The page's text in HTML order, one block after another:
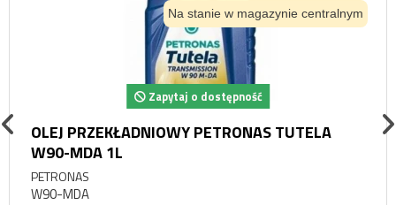
Na stanie w magazynie centralnym
Zapytaj o dostępność
OLEJ PRZEKŁADNIOWY PETRONAS TUTELA
W90-MDA 1L
PETRONAS
W90-MDA